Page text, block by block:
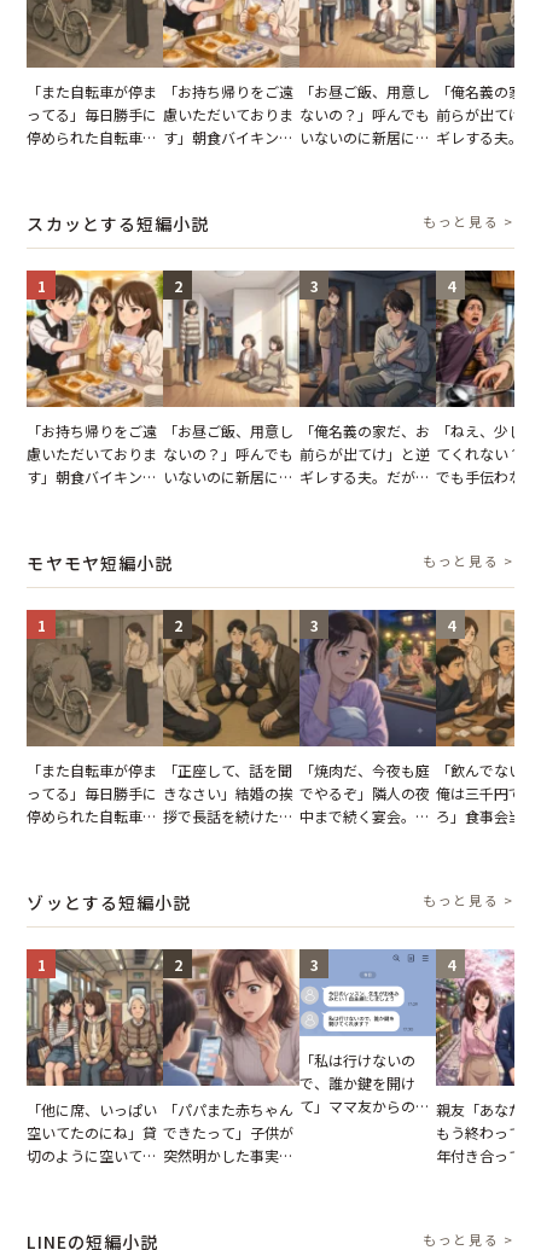
「また自転車が停ま
ってる」毎日勝手に
停められた自転車。
「お持ち帰りをご遠
慮いただいておりま
す」朝食バイキング
が一変
「お昼ご飯、用意し
ないの？」呼んでも
いないのに新居にあ
「俺名義の家
前らが出てけ
ギレする夫。
スカッとする短編小説 もっと見る >
1
「お持ち帰りをご遠
慮いただいておりま
す」朝食バイキング
が一変
2
「お昼ご飯、用意し
ないの？」呼んでも
いないのに新居にあ
3
「俺名義の家だ、お
前らが出てけ」と逆
ギレする夫。だが、
4
「ねえ、少し
てくれない？
でも手伝わな
モヤモヤ短編小説 もっと見る >
1
「また自転車が停ま
ってる」毎日勝手に
停められた自転車。
2
「正座して、話を聞
きなさい」結婚の挨
拶で長話を続けた義
3
「焼肉だ、今夜も庭
でやるぞ」隣人の夜
中まで続く宴会。我
4
「飲んでない
俺は三千円で
ろ」食事会当
ゾッとする短編小説 もっと見る >
1
「他に席、いっぱい
空いてたのにね」貸
切のように空いてる
2
「パパまた赤ちゃん
できたって」子供が
突然明かした事実。
3
「私は行けないの
で、誰か鍵を開け
て」ママ友からの
4
親友「あなた
もう終わって
年付き合って
LINEの短編小説 もっと見る >